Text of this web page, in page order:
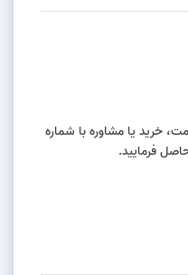
خرید یا مشاوره با شماره
فرمایید.